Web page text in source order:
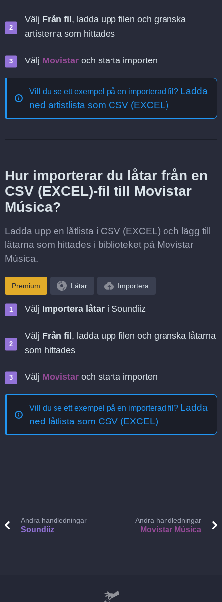
Välj Från fil , ladda upp filen och granska
artisterna som hittades
Välj Movistar och starta importen
Vill du se ett exempel på en importerad fil? Ladda
ned artistlista som CSV (EXCEL)
Hur importerar du låtar från en
CSV (EXCEL)-fil till Movistar
Música?
Ladda upp en låtlista i CSV (EXCEL) och lägg till
låtarna som hittades i biblioteket på Movistar
Música.
Premium Låtar Importera
Välj Importera låtar i Soundiiz
Välj Från fil , ladda upp filen och granska låtarna
som hittades
Välj Movistar och starta importen
Vill du se ett exempel på en importerad fil? Ladda
ned låtlista som CSV (EXCEL)
Andra handledningar
Soundiiz
Andra handledningar
Movistar Música